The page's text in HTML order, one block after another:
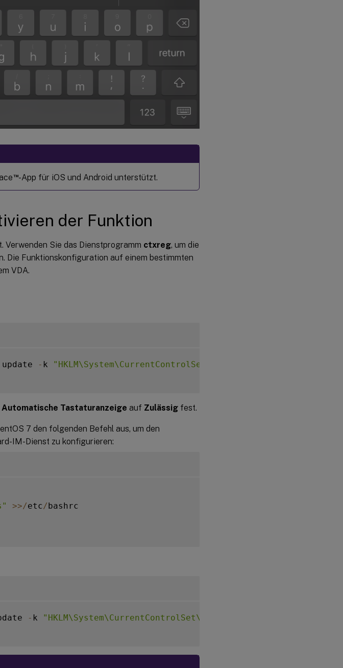
™-App für iOS und Android unterstützt.
der Funktion
Sie das Dienstprogramm ctxreg, um die
Die Funktionskonfiguration auf einem bestimmten
VDA.
- k
Automatische Tastaturanzeige auf Zulässig fest.
7 den folgenden Befehl aus, um den
IM-Dienst zu konfigurieren:
>>/etc/bashrc
- k